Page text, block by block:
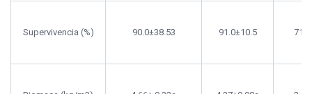
Supervivencia (%) 90.0±38.53 91.0±10.5